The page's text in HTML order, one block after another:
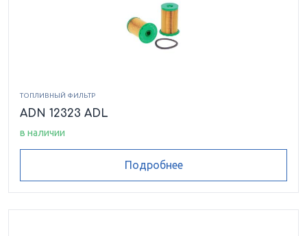
ТОПЛИВНЫЙ ФИЛЬТР
ADN 12323 ADL
в наличии
Подробнее